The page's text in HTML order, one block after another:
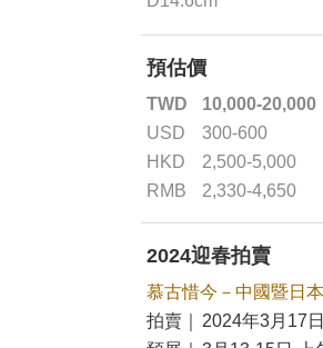
預估價
TWD
10,000-20,000
USD
300-600
HKD
2,500-5,000
RMB
2,330-4,650
2024迎春拍賣
慕古惜今－中國暨日
拍賣｜
2024年3月17